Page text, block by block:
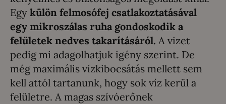
Egy külön felmosófej csatlakoztatásával
egy mikroszálas ruha gondoskodik a
felületek nedves takarításáról. A vizet
pedig mi adagolhatjuk igény szerint. De
még maximális vízkibocsátás mellett sem
kell attól tartanunk, hogy sok víz kerül a
felületre. A magas szívóerőnek